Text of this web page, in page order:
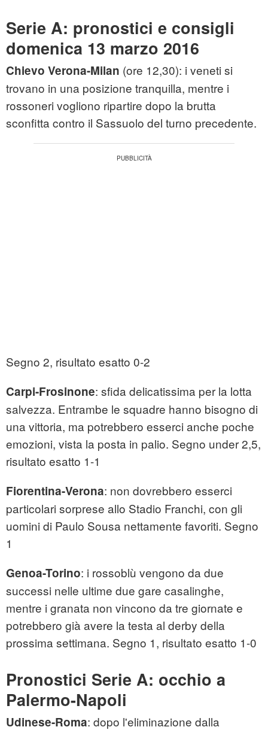
Serie A: pronostici e consigli
domenica 13 marzo 2016
Chievo Verona-Milan (ore 12,30): i veneti si
trovano in una posizione tranquilla, mentre i
rossoneri vogliono ripartire dopo la brutta
sconfitta contro il Sassuolo del turno precedente.
Segno 2, risultato esatto 0-2
Carpi-Frosinone: sfida delicatissima per la lotta
salvezza. Entrambe le squadre hanno bisogno di
una vittoria, ma potrebbero esserci anche poche
emozioni, vista la posta in palio. Segno under 2,5,
risultato esatto 1-1
Fiorentina-Verona: non dovrebbero esserci
particolari sorprese allo Stadio Franchi, con gli
uomini di Paulo Sousa nettamente favoriti. Segno
1
Genoa-Torino: i rossoblù vengono da due
successi nelle ultime due gare casalinghe,
mentre i granata non vincono da tre giornate e
potrebbero già avere la testa al derby della
prossima settimana. Segno 1, risultato esatto 1-0
Pronostici Serie A: occhio a
Palermo-Napoli
Udinese-Roma: dopo l'eliminazione dalla